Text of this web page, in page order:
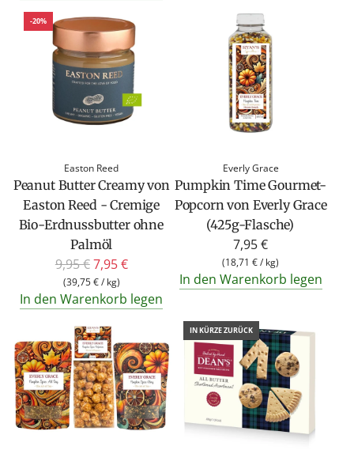
-20%
Easton Reed
Peanut Butter Creamy von
Easton Reed - Cremige
Bio-Erdnussbutter ohne
Palmöl
R
g
l
ä
r
e
r
9,95 €7,95 €
(39,75 €/ kg)
In den Warenkorb legen
Everly Grace
Pumpkin Time Gourmet-
Popcorn von Everly Grace
(425g-Flasche)
7,95 €
(18,71 €/ kg)
In den Warenkorb legen
IN KÜRZE ZURÜCK